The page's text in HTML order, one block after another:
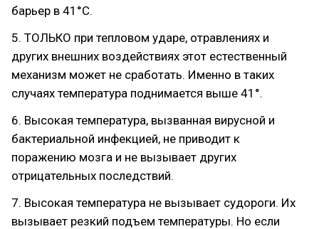
барьер в 41°С.
5. ТОЛЬКО при тепловом ударе, отравлениях и
других внешних воздействиях этот естественный
механизм может не сработать. Именно в таких
случаях температура поднимается выше 41°.
6. Высокая температура, вызванная вирусной и
бактериальной инфекцией, не приводит к
поражению мозга и не вызывает других
отрицательных последствий.
7. Высокая температура не вызывает судороги. Их
вызывает резкий подъем температуры. Но если